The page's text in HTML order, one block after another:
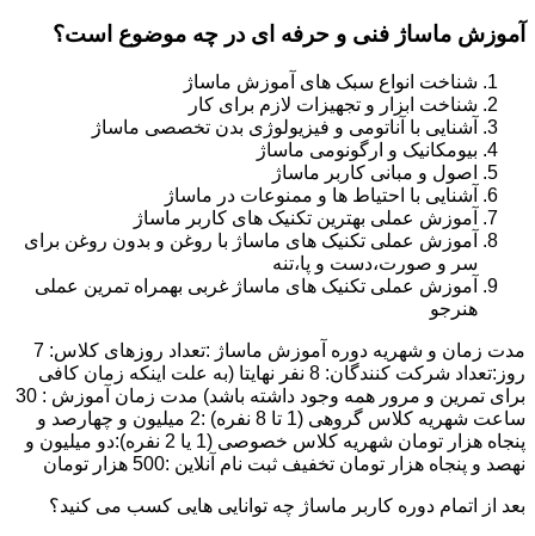
آموزش ماساژ فنی و حرفه ای در چه موضوع است؟
شناخت انواع سبک های آموزش ماساژ
شناخت ابزار و تجهیزات لازم برای کار
آشنایی با آناتومی و فیزیولوژی بدن تخصصی ماساژ
بیومکانیک و ارگونومی ماساژ
اصول و مبانی کاربر ماساژ
آشنایی با احتیاط ها و ممنوعات در ماساژ
آموزش عملی بهترین تکنیک های کاربر ماساژ
آموزش عملی تکنیک های ماساژ با روغن و بدون روغن برای
سر و صورت،دست و پا،تنه
آموزش عملی تکنیک های ماساژ غربی بهمراه تمرین عملی
هنرجو
مدت زمان و شهریه دوره آموزش ماساژ :تعداد روزهای کلاس: 7
روز:تعداد شرکت کنندگان: 8 نفر نهایتا (به علت اینکه زمان کافی
برای تمرین و مرور همه وجود داشته باشد) مدت زمان آموزش : 30
ساعت شهریه کلاس گروهی (1 تا 8 نفره) :2 میلیون و چهارصد و
پنجاه هزار تومان شهریه کلاس خصوصی (1 یا 2 نفره):دو میلیون و
نهصد و پنجاه هزار تومان تخفیف ثبت نام آنلاین :500 هزار تومان
بعد از اتمام دوره کاربر ماساژ چه توانایی هایی کسب می کنید؟